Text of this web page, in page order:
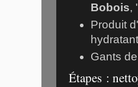
Bobois,
Produit
Gants
Étapes :